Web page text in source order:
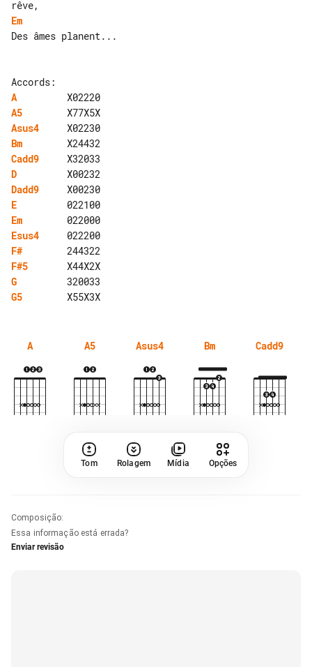
Em
Des âmes planent...
A
A5
Asus4
Bm
Cadd9
D
Dadd9
E
Em
Esus4
F#
F#5
G
G5
A A5 Asus4 Bm Cadd9
Tom Rolagem Mídia Opções
Composição:
Essa informação está errada?
Enviar revisão